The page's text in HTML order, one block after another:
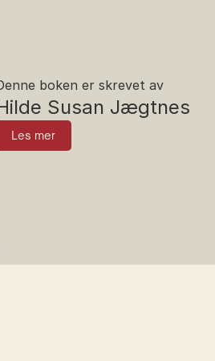
boken er skrevet av
Susan Jægtnes
Les mer